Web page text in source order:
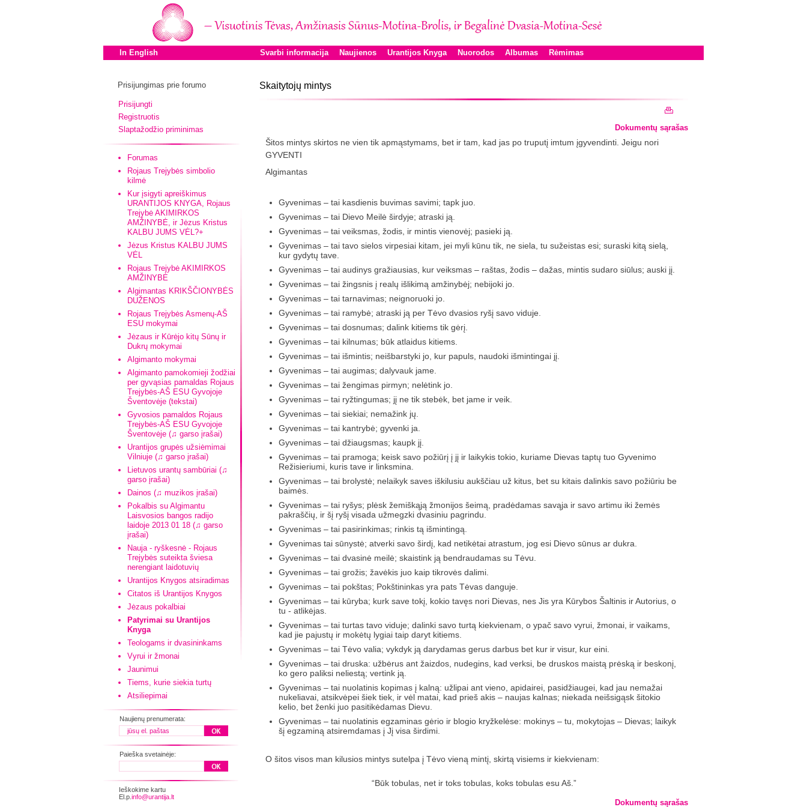
In English Svarbi informacija Naujienos Urantijos Knyga Nuorodos Albumas Rėmimas
Prisijungimas prie forumo
Prisijungti
Registruotis
Slaptažodžio priminimas
Forumas
Rojaus Trejybės simbolio
kilmė
Kur įsigyti apreiškimus
URANTIJOS KNYGA, Rojaus
Trejybė AKIMIRKOS
AMŽINYBĖ, ir Jėzus Kristus
KALBU JUMS VĖL?+
Jėzus Kristus KALBU JUMS
VĖL
Rojaus Trejybė AKIMIRKOS
AMŽINYBĖ
Algimantas KRIKŠČIONYBĖS
DUŽENOS
Rojaus Trejybės Asmenų-AŠ
ESU mokymai
Jėzaus ir Kūrėjo kitų Sūnų ir
Dukrų mokymai
Algimanto mokymai
Algimanto pamokomieji žodžiai
per gyvąsias pamaldas Rojaus
Trejybės-AŠ ESU Gyvojoje
Šventovėje (tekstai)
Gyvosios pamaldos Rojaus
Trejybės-AŠ ESU Gyvojoje
Šventovėje (♫ garso įrašai)
Urantijos grupės užsiėmimai
Vilniuje (♫ garso įrašai)
Lietuvos urantų sambūriai (♫
garso įrašai)
Dainos (♫ muzikos įrašai)
Pokalbis su Algimantu
Laisvosios bangos radijo
laidoje 2013 01 18 (♫ garso
įrašai)
Nauja - ryškesnė - Rojaus
Trejybės suteikta šviesa
nerengiant laidotuvių
Urantijos Knygos atsiradimas
Citatos iš Urantijos Knygos
Jėzaus pokalbiai
Patyrimai su Urantijos
Knyga
Teologams ir dvasininkams
Vyrui ir žmonai
Jaunimui
Tiems, kurie siekia turtų
Atsiliepimai
Naujienų prenumerata:
Paieška svetainėje:
Ieškokime kartu
El.p. info@urantija.lt
Skaitytojų mintys
Dokumentų sąrašas
Šitos mintys skirtos ne vien tik apmąstymams, bet ir tam, kad jas po truputį imtum įgyvendinti. Jeigu nori
GYVENTI
Algimantas
Gyvenimas – tai kasdienis buvimas savimi; tapk juo.
Gyvenimas – tai Dievo Meilė širdyje; atraski ją.
Gyvenimas – tai veiksmas, žodis, ir mintis vienovėj; pasieki ją.
Gyvenimas – tai tavo sielos virpesiai kitam, jei myli kūnu tik, ne siela, tu sužeistas esi; suraski kitą sielą,
kur gydytų tave.
Gyvenimas – tai audinys gražiausias, kur veiksmas – raštas, žodis – dažas, mintis sudaro siūlus; auski jį.
Gyvenimas – tai žingsnis į realų išlikimą amžinybėj; nebijoki jo.
Gyvenimas – tai tarnavimas; neignoruoki jo.
Gyvenimas – tai ramybė; atraski ją per Tėvo dvasios ryšį savo viduje.
Gyvenimas – tai dosnumas; dalink kitiems tik gėrį.
Gyvenimas – tai kilnumas; būk atlaidus kitiems.
Gyvenimas – tai išmintis; neišbarstyki jo, kur papuls, naudoki išmintingai jį.
Gyvenimas – tai augimas; dalyvauk jame.
Gyvenimas – tai žengimas pirmyn; nelėtink jo.
Gyvenimas – tai ryžtingumas; jį ne tik stebėk, bet jame ir veik.
Gyvenimas – tai siekiai; nemažink jų.
Gyvenimas – tai kantrybė; gyvenki ja.
Gyvenimas – tai džiaugsmas; kaupk jį.
Gyvenimas – tai pramoga; keisk savo požiūrį į jį ir laikykis tokio, kuriame Dievas taptų tuo Gyvenimo
Režisieriumi, kuris tave ir linksmina.
Gyvenimas – tai brolystė; nelaikyk saves iškilusiu aukščiau už kitus, bet su kitais dalinkis savo požiūriu be
baimės.
Gyvenimas – tai ryšys; plėsk žemiškąją žmonijos šeimą, pradėdamas savąja ir savo artimu iki žemės
pakraščių, ir šį ryšį visada užmegzki dvasiniu pagrindu.
Gyvenimas – tai pasirinkimas; rinkis tą išmintingą.
Gyvenimas tai sūnystė; atverki savo širdį, kad netikėtai atrastum, jog esi Dievo sūnus ar dukra.
Gyvenimas – tai dvasinė meilė; skaistink ją bendraudamas su Tėvu.
Gyvenimas – tai grožis; žavėkis juo kaip tikrovės dalimi.
Gyvenimas – tai pokštas; Pokštininkas yra pats Tėvas danguje.
Gyvenimas – tai kūryba; kurk save tokį, kokio tavęs nori Dievas, nes Jis yra Kūrybos Šaltinis ir Autorius, o
tu - atlikėjas.
Gyvenimas – tai turtas tavo viduje; dalinki savo turtą kiekvienam, o ypač savo vyrui, žmonai, ir vaikams,
kad jie pajustų ir mokėtų lygiai taip daryt kitiems.
Gyvenimas – tai Tėvo valia; vykdyk ją darydamas gerus darbus bet kur ir visur, kur eini.
Gyvenimas – tai druska: užbėrus ant žaizdos, nudegins, kad verksi, be druskos maistą prėską ir beskonį,
ko gero paliksi neliestą; vertink ją.
Gyvenimas – tai nuolatinis kopimas į kalną: užlipai ant vieno, apidairei, pasidžiaugei, kad jau nemažai
nukeliavai, atsikvėpei šiek tiek, ir vėl matai, kad prieš akis – naujas kalnas; niekada neišsigąsk šitokio
kelio, bet ženki juo pasitikėdamas Dievu.
Gyvenimas – tai nuolatinis egzaminas gėrio ir blogio kryžkelėse: mokinys – tu, mokytojas – Dievas; laikyk
šį egzaminą atsiremdamas į Jį visa širdimi.
O šitos visos man kilusios mintys sutelpa į Tėvo vieną mintį, skirtą visiems ir kiekvienam:
“Būk tobulas, net ir toks tobulas, koks tobulas esu Aš.”
Dokumentų sąrašas